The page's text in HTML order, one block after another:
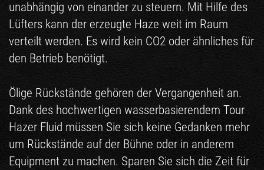
unabhängig von einander zu steuern. Mit Hilfe des
Lüfters kann der erzeugte Haze weit im Raum
verteilt werden. Es wird kein CO2 oder ähnliches für
den Betrieb benötigt.
Ölige Rückstände gehören der Vergangenheit an.
Dank des hochwertigen wasserbasierendem Tour
Hazer Fluid müssen Sie sich keine Gedanken mehr
um Rückstände auf der Bühne oder in anderem
Equipment zu machen. Sparen Sie sich die Zeit für